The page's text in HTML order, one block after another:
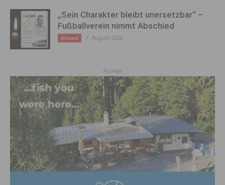
„Sein Charakter bleibt unersetzbar“ –
Fußballverein nimmt Abschied
Aktuell 7. August 2026
Anzeige